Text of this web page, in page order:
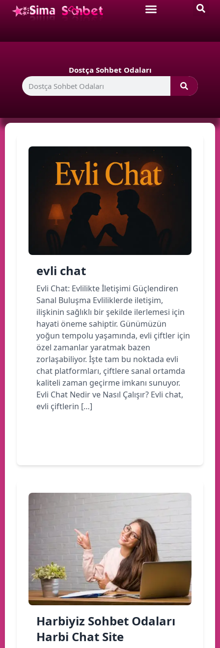
Dostça Sohbet Odaları
evli chat
Evli Chat: Evlilikte İletişimi Güçlendiren
Sanal Buluşma Evliliklerde iletişim,
ilişkinin sağlıklı bir şekilde ilerlemesi için
hayati öneme sahiptir. Günümüzün
yoğun tempolu yaşamında, evli çiftler için
özel zamanlar yaratmak bazen
zorlaşabiliyor. İşte tam bu noktada evli
chat platformları, çiftlere sanal ortamda
kaliteli zaman geçirme imkanı sunuyor.
Evli Chat Nedir ve Nasıl Çalışır? Evli chat,
evli çiftlerin […]
Harbiyiz Sohbet Odaları
Harbi Chat Site